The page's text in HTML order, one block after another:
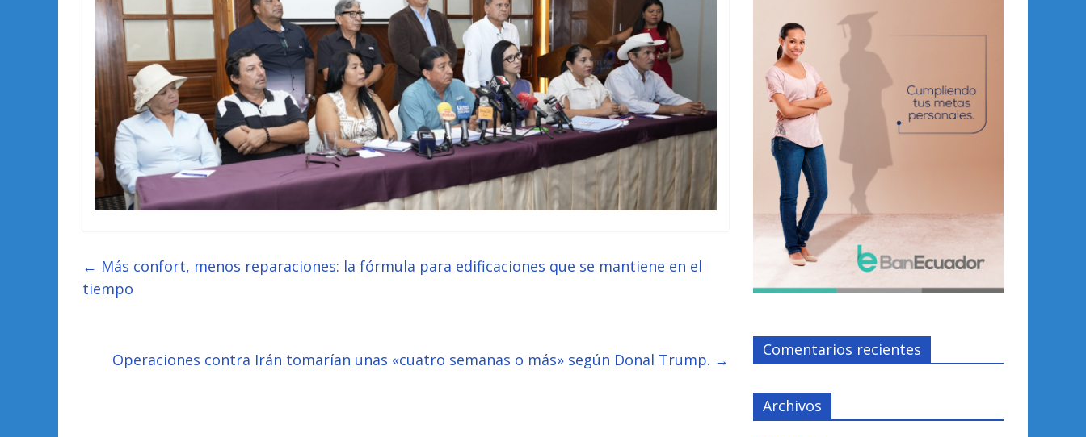
← Más confort, menos reparaciones: la fórmula para edificaciones que se mantiene en el
tiempo
Operaciones contra Irán tomarían unas «cuatro semanas o más» según Donal Trump. →
Comentarios recientes
Archivos